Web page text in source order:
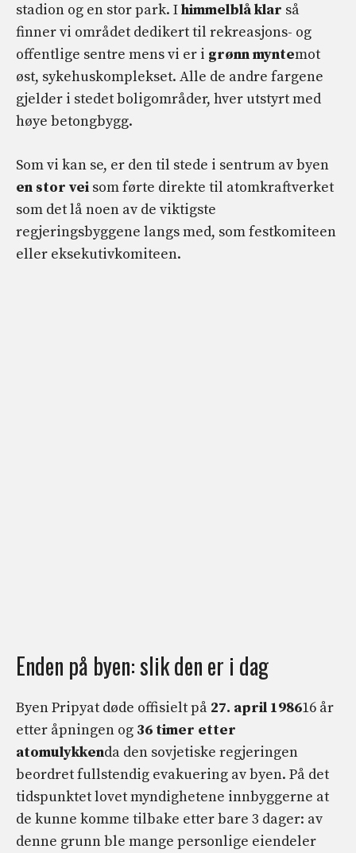
stadion og en stor park. Ihimmelblåklar så
finner vi området dedikert til rekreasjons- og
offentlige sentre mens vi er i grønnmyntemot
øst, sykehuskomplekset. Alle de andre fargene
gjelder i stedet boligområder, hver utstyrt med
høye betongbygg.
Som vi kan se, er den til stede i sentrum av byen
en stor vei som førte direkte til atomkraftverket
som det lå noen av de viktigste
regjeringsbyggene langs med, som festkomiteen
eller eksekutivkomiteen.
Enden på byen: slik den er i dag
Byen Pripyat døde offisielt på 27. april 198616 år
etter åpningen og 36 timer etter
atomulykkenda den sovjetiske regjeringen
beordret fullstendig evakuering av byen. På det
tidspunktet lovet myndighetene innbyggerne at
de kunne komme tilbake etter bare 3 dager: av
denne grunn ble mange personlige eiendeler